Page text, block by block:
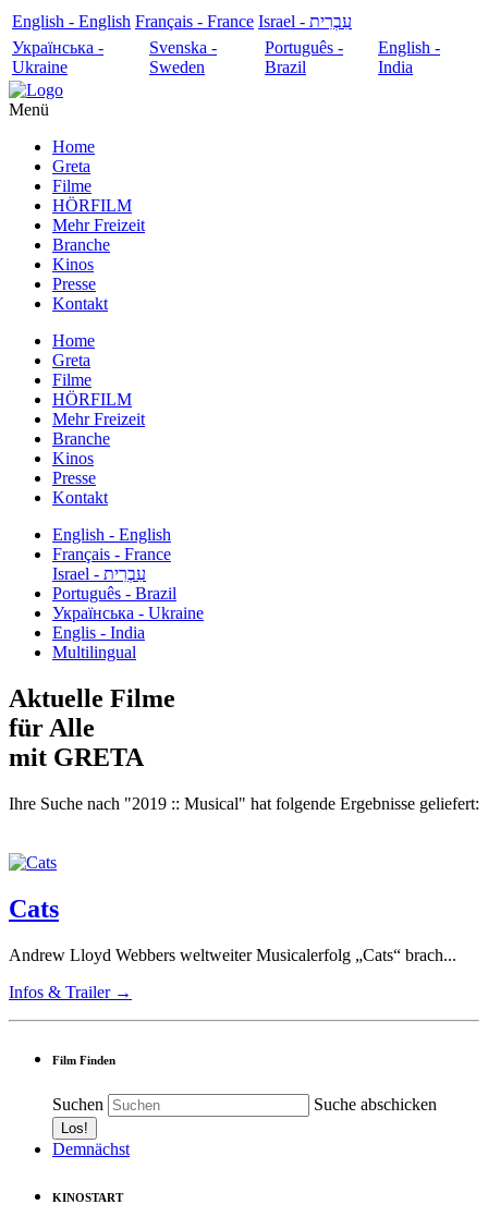
English - English Français - France
עִבְרִית - Israel
Українська -
Ukraine
Svenska -
Sweden
Português -
Brazil
English -
India
Menü
Home
Greta
Filme
HÖRFILM
Mehr Freizeit
Branche
Kinos
Presse
Kontakt
Home
Greta
Filme
HÖRFILM
Mehr Freizeit
Branche
Kinos
Presse
Kontakt
English - English
Français - France
עִבְרִית - Israel
Português - Brazil
Українська - Ukraine
Englis - India
Multilingual
Aktuelle Filme
für Alle
mit GRETA
Ihre Suche nach "2019 :: Musical" hat folgende Ergebnisse geliefert:
Cats
Andrew Lloyd Webbers weltweiter Musicalerfolg „Cats“ brach...
Infos & Trailer →
Film Finden
Suchen Suche abschicken
Demnächst
KINOSTART